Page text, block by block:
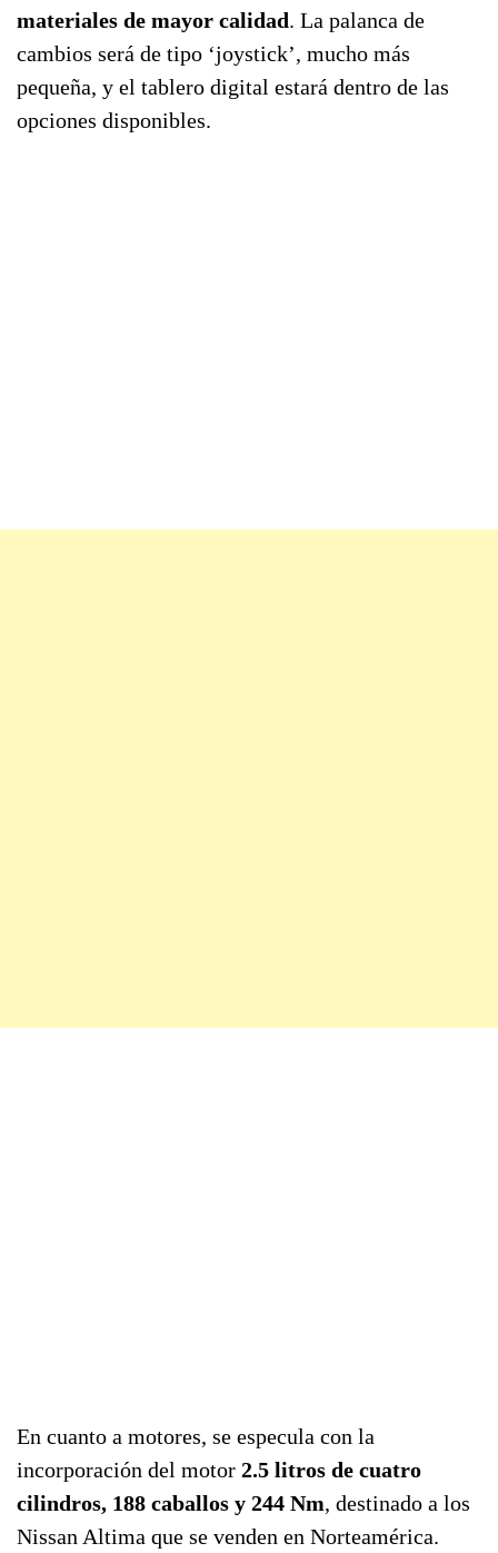
materiales de mayor calidad. La palanca de
cambios será de tipo ‘joystick’, mucho más
pequeña, y el tablero digital estará dentro de las
opciones disponibles.
En cuanto a motores, se especula con la
incorporación del motor 2.5 litros de cuatro
cilindros, 188 caballos y 244 Nm, destinado a los
Nissan Altima que se venden en Norteamérica.